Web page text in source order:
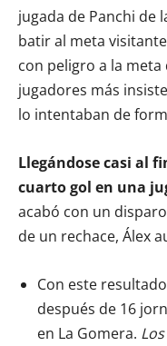
jugada de Panchi de
batir al meta
con peligro a la
jugadores más
lo intentaban de
Llegándose casi al
cuarto gol en una
acabó con un
de un rechace, Álex
Con este
después de 16
en La Gomera.